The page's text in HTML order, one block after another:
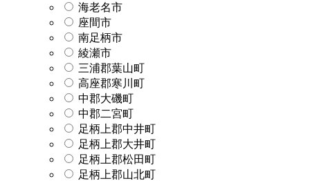
海老名市
座間市
南足柄市
綾瀬市
三浦郡葉山町
高座郡寒川町
中郡大磯町
中郡二宮町
足柄上郡中井町
足柄上郡大井町
足柄上郡松田町
足柄上郡山北町